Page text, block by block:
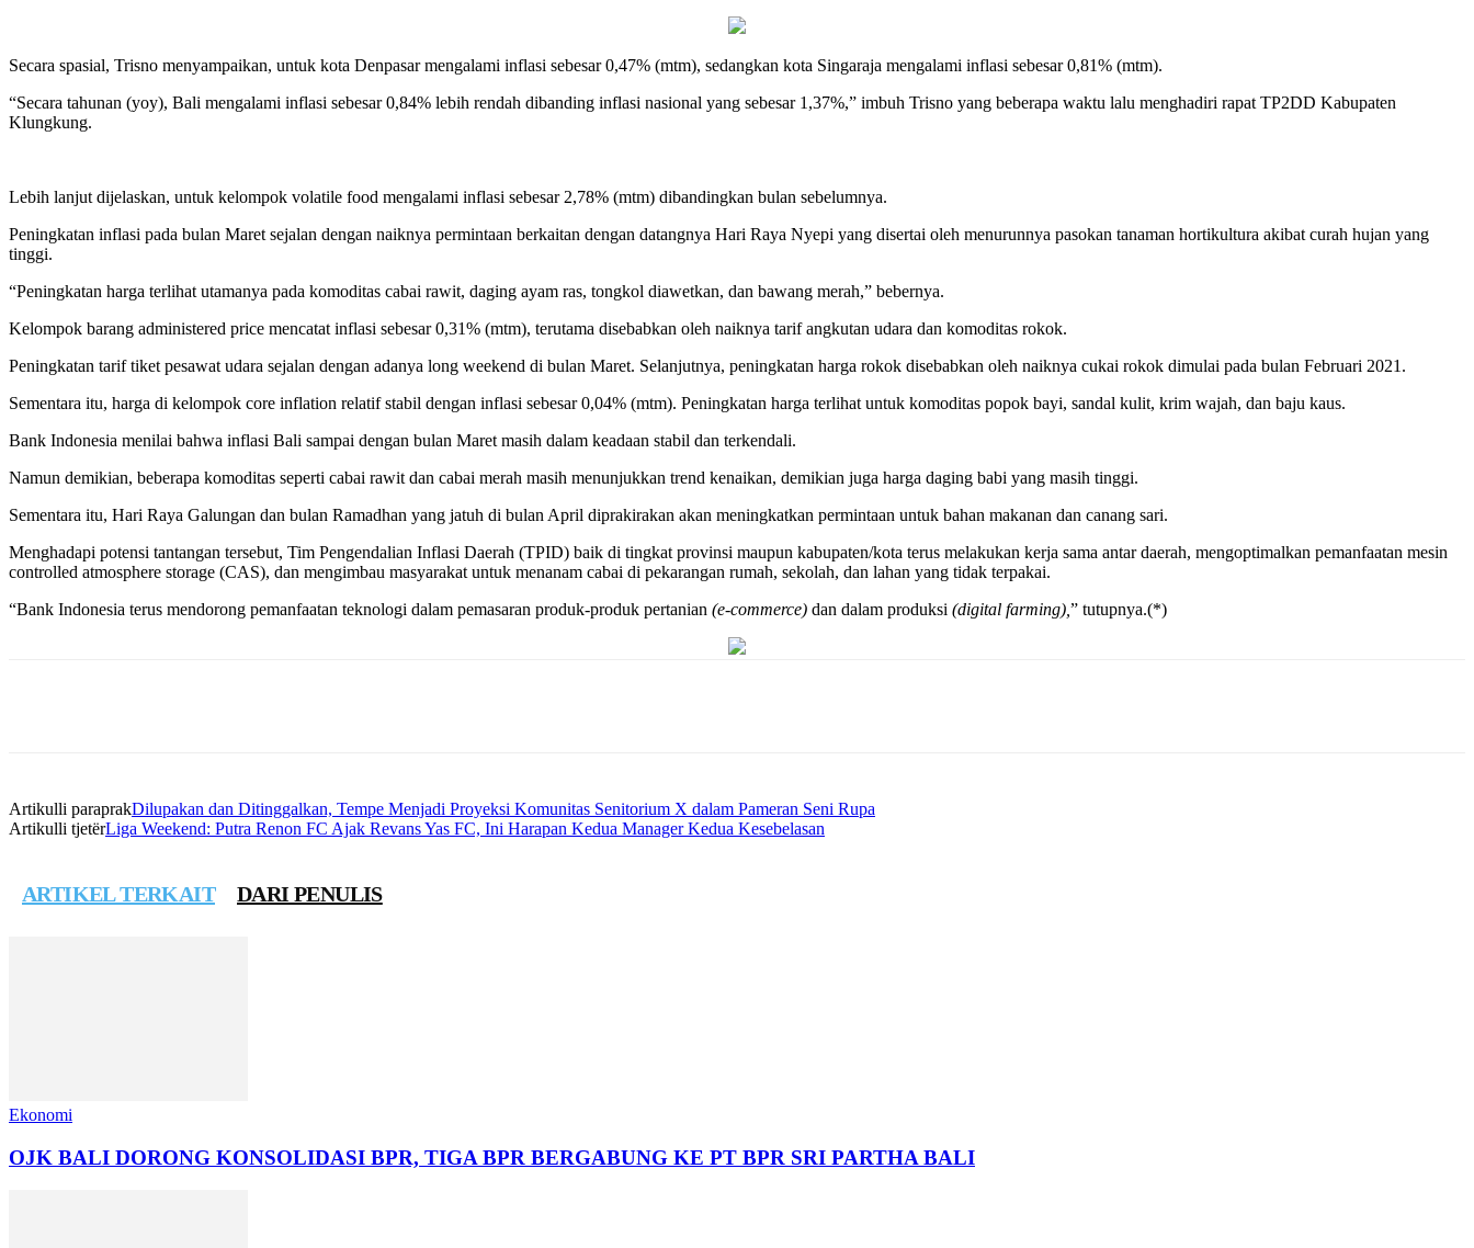
Secara spasial, Trisno menyampaikan, untuk kota Denpasar mengalami inflasi sebesar 0,47% (mtm), sedangkan kota Singaraja mengalami inflasi sebesar 0,81% (mtm).
“Secara tahunan (yoy), Bali mengalami inflasi sebesar 0,84% lebih rendah dibanding inflasi nasional yang sebesar 1,37%,” imbuh Trisno yang beberapa waktu lalu menghadiri rapat TP2DD Kabupaten
Klungkung.
Lebih lanjut dijelaskan, untuk kelompok volatile food mengalami inflasi sebesar 2,78% (mtm) dibandingkan bulan sebelumnya.
Peningkatan inflasi pada bulan Maret sejalan dengan naiknya permintaan berkaitan dengan datangnya Hari Raya Nyepi yang disertai oleh menurunnya pasokan tanaman hortikultura akibat curah hujan yang
tinggi.
“Peningkatan harga terlihat utamanya pada komoditas cabai rawit, daging ayam ras, tongkol diawetkan, dan bawang merah,” bebernya.
Kelompok barang administered price mencatat inflasi sebesar 0,31% (mtm), terutama disebabkan oleh naiknya tarif angkutan udara dan komoditas rokok.
Peningkatan tarif tiket pesawat udara sejalan dengan adanya long weekend di bulan Maret. Selanjutnya, peningkatan harga rokok disebabkan oleh naiknya cukai rokok dimulai pada bulan Februari 2021.
Sementara itu, harga di kelompok core inflation relatif stabil dengan inflasi sebesar 0,04% (mtm). Peningkatan harga terlihat untuk komoditas popok bayi, sandal kulit, krim wajah, dan baju kaus.
Bank Indonesia menilai bahwa inflasi Bali sampai dengan bulan Maret masih dalam keadaan stabil dan terkendali.
Namun demikian, beberapa komoditas seperti cabai rawit dan cabai merah masih menunjukkan trend kenaikan, demikian juga harga daging babi yang masih tinggi.
Sementara itu, Hari Raya Galungan dan bulan Ramadhan yang jatuh di bulan April diprakirakan akan meningkatkan permintaan untuk bahan makanan dan canang sari.
Menghadapi potensi tantangan tersebut, Tim Pengendalian Inflasi Daerah (TPID) baik di tingkat provinsi maupun kabupaten/kota terus melakukan kerja sama antar daerah, mengoptimalkan pemanfaatan mesin
controlled atmosphere storage (CAS), dan mengimbau masyarakat untuk menanam cabai di pekarangan rumah, sekolah, dan lahan yang tidak terpakai.
“Bank Indonesia terus mendorong pemanfaatan teknologi dalam pemasaran produk-produk pertanian (e-commerce) dan dalam produksi (digital farming), ” tutupnya.(*)
Artikulli paraprakDilupakan dan Ditinggalkan, Tempe Menjadi Proyeksi Komunitas Senitorium X dalam Pameran Seni Rupa
Artikulli tjetërLiga Weekend: Putra Renon FC Ajak Revans Yas FC, Ini Harapan Kedua Manager Kedua Kesebelasan
ARTIKEL TERKAIT DARI PENULIS
Ekonomi
OJK BALI DORONG KONSOLIDASI BPR, TIGA BPR BERGABUNG KE PT BPR SRI PARTHA BALI